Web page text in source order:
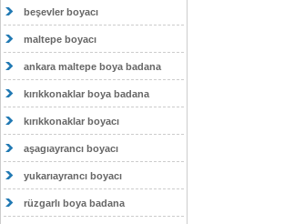
beşevler boyacı
maltepe boyacı
ankara maltepe boya badana
kırıkkonaklar boya badana
kırıkkonaklar boyacı
aşagıayrancı boyacı
yukarıayrancı boyacı
rüzgarlı boya badana